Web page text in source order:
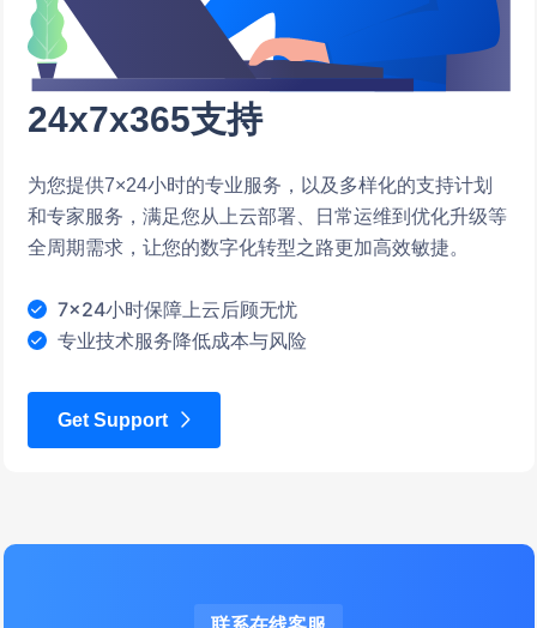
24x7x365支持
为您提供7×24小时的专业服务，以及多样化的支持计划
和专家服务，满足您从上云部署、日常运维到优化升级等
全周期需求，让您的数字化转型之路更加高效敏捷。
7×24小时保障上云后顾无忧
专业技术服务降低成本与风险
Get Support